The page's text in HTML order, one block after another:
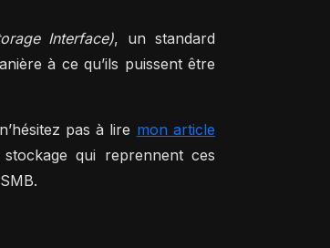
Interface), un standard
à ce qu’ils puissent être
pas à lire mon article
qui reprennent ces